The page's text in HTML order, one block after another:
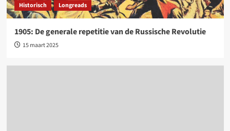
Historisch Longreads
1905: De generale repetitie van de Russische Revolutie
15 maart 2025